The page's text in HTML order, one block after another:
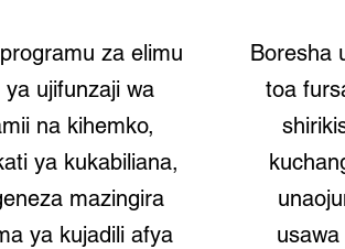
za elimu
ya ujifunzaji wa
na kihemko,
ya kukabiliana,
mazingira
ya kujadili afya
Boresha
toa